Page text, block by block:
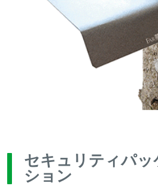
セキュリティパ
ション